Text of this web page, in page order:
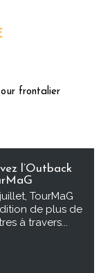
frontalier
l’Outback
TourMaG
de plus de
à travers...